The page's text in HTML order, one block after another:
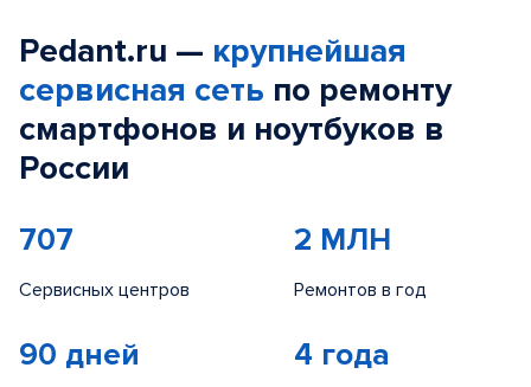
Pedant.ru — крупнейшая
сервисная сеть по ремонту
смартфонов и ноутбуков в
России
707
Сервисных центров
2 МЛН
Ремонтов в год
90 дней 4 года